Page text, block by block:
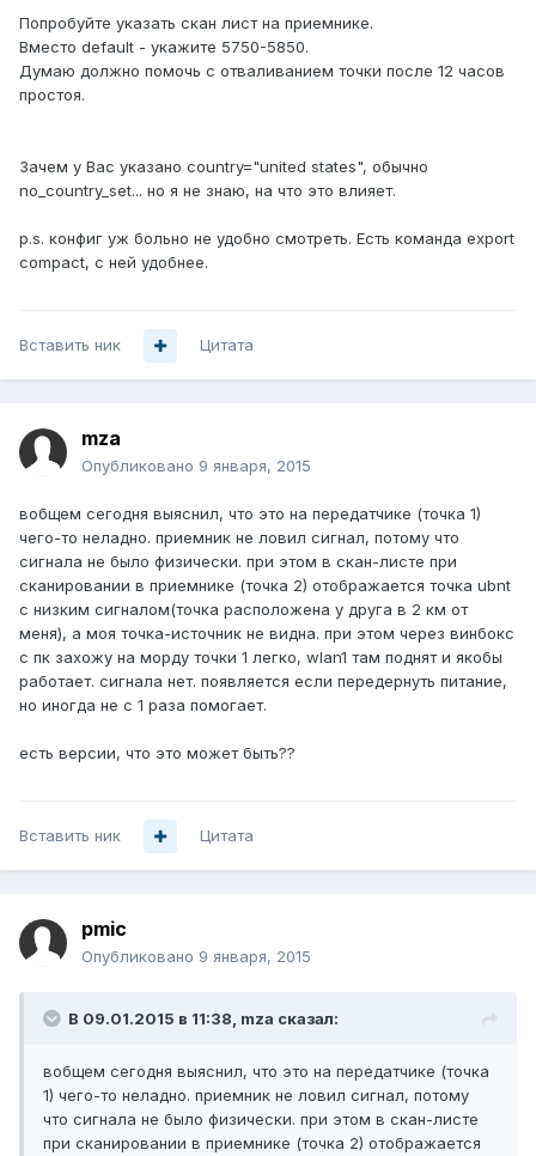
Попробуйте указать скан лист на приемнике.
Вместо default - укажите 5750-5850.
Думаю должно помочь с отваливанием точки после 12 часов
простоя.
Зачем у Вас указано country="united states", обычно
no_country_set... но я не знаю, на что это влияет.
p.s. конфиг уж больно не удобно смотреть. Есть команда export
compact, с ней удобнее.
Вставить ник Цитата
mza
Опубликовано 9 января, 2015
вобщем сегодня выяснил, что это на передатчике (точка 1)
чего-то неладно. приемник не ловил сигнал, потому что
сигнала не было физически. при этом в скан-листе при
сканировании в приемнике (точка 2) отображается точка ubnt
с низким сигналом(точка расположена у друга в 2 км от
меня), а моя точка-источник не видна. при этом через винбокс
с пк захожу на морду точки 1 легко, wlan1 там поднят и якобы
работает. сигнала нет. появляется если передернуть питание,
но иногда не с 1 раза помогает.
есть версии, что это может быть??
Вставить ник Цитата
pmic
Опубликовано 9 января, 2015
В 09.01.2015 в 11:38, mza сказал:
вобщем сегодня выяснил, что это на передатчике (точка
1) чего-то неладно. приемник не ловил сигнал, потому
что сигнала не было физически. при этом в скан-листе
при сканировании в приемнике (точка 2) отображается